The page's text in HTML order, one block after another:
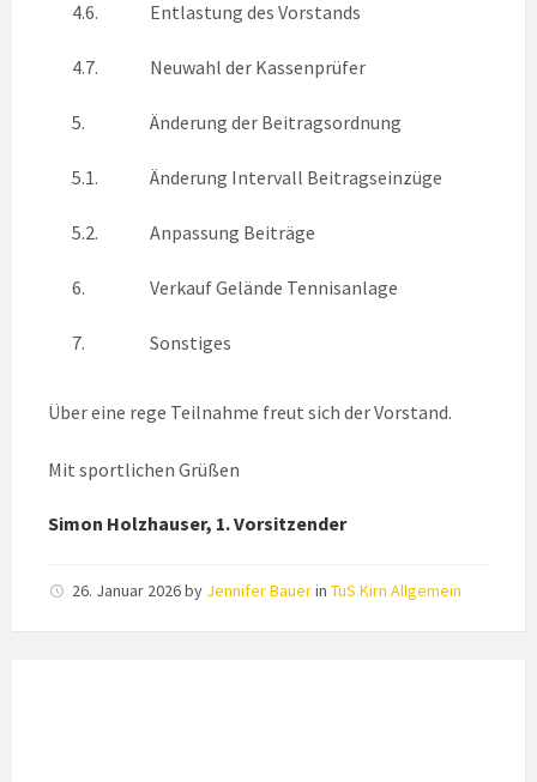
4.6. Entlastung des Vorstands
4.7. Neuwahl der Kassenprüfer
5. Änderung der Beitragsordnung
5.1. Änderung Intervall Beitragseinzüge
5.2. Anpassung Beiträge
6. Verkauf Gelände Tennisanlage
7. Sonstiges
Über eine rege Teilnahme freut sich der Vorstand.
Mit sportlichen Grüßen
Simon Holzhauser, 1. Vorsitzender
26. Januar 2026by Jennifer Bauerin TuS Kirn Allgemein